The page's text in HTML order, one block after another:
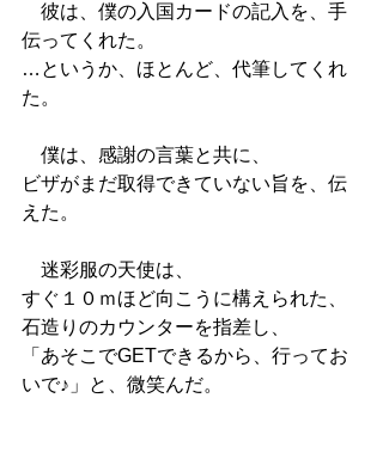
彼は、僕の入国カードの記入を、手
伝ってくれた。
…というか、ほとんど、代筆してくれ
た。
僕は、感謝の言葉と共に、
ビザがまだ取得できていない旨を、伝
えた。
迷彩服の天使は、
すぐ１０ｍほど向こうに構えられた、
石造りのカウンターを指差し、
「あそこでGETできるから、行ってお
いで♪」と、微笑んだ。